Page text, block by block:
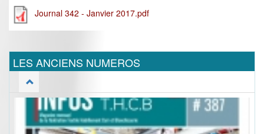
Journal 342 - Janvier 2017.pdf
LES ANCIENS NUMEROS